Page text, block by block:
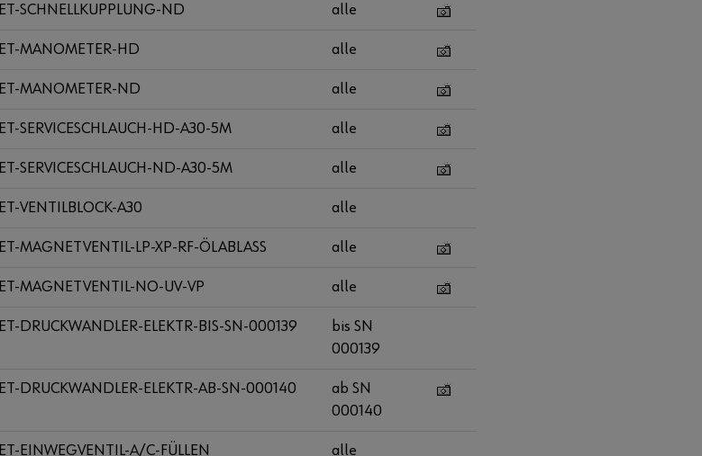
ET-SCHNELLKUPPLUNG-ND alle
ET-MANOMETER-HD alle
ET-MANOMETER-ND alle
ET-SERVICESCHLAUCH-HD-A30-5M alle
ET-SERVICESCHLAUCH-ND-A30-5M alle
ET-VENTILBLOCK-A30 alle
ET-MAGNETVENTIL-LP-XP-RF-ÖLABLASS alle
ET-MAGNETVENTIL-NO-UV-VP alle
ET-DRUCKWANDLER-ELEKTR-BIS-SN-000139
bis SN
000139
ET-DRUCKWANDLER-ELEKTR-AB-SN-000140
ab SN
000140
ET-EINWEGVENTIL-A/C-FÜLLEN alle